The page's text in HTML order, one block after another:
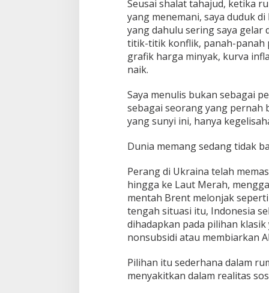
Seusai shalat tahajud, ketika
yang menemani, saya duduk
yang dahulu sering saya gelar
titik-titik konflik, panah-panah
grafik harga minyak, kurva
naik.
Saya menulis bukan sebagai
sebagai seorang yang pernah
yang sunyi ini, hanya
Dunia memang sedang tidak
Perang di Ukraina telah
hingga ke Laut Merah,
mentah Brent melonjak
tengah situasi itu, Indonesia
dihadapkan pada pilihan
nonsubsidi atau membiarkan
Pilihan itu sederhana dalam
menyakitkan dalam realitas